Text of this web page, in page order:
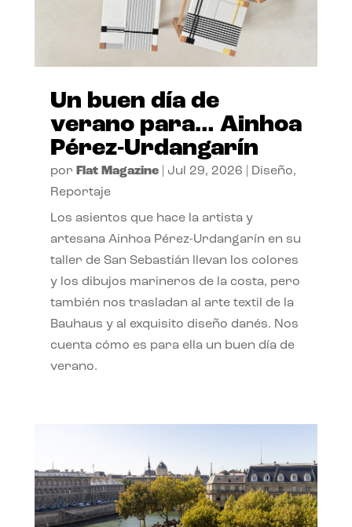
Un buen día de
verano para… Ainhoa
Pérez-Urdangarín
por Flat Magazine| Jul 29, 2026 Diseño,
Reportaje
Los asientos que hace la artista y
artesana Ainhoa Pérez-Urdangarín en su
taller de San Sebastián llevan los colores
y los dibujos marineros de la costa, pero
también nos trasladan al arte textil de la
Bauhaus y al exquisito diseño danés. Nos
cuenta cómo es para ella un buen día de
verano.